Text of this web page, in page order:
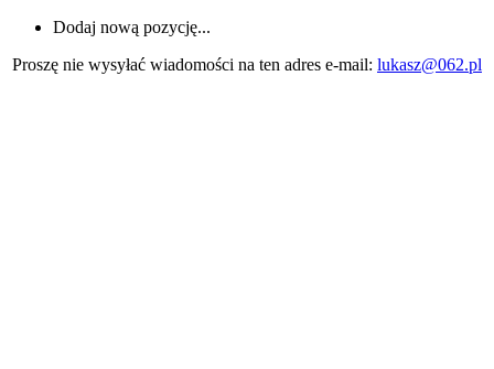
Dodaj nową pozycję...
Proszę nie wysyłać wiadomości na ten adres e-mail: lukasz@062.pl